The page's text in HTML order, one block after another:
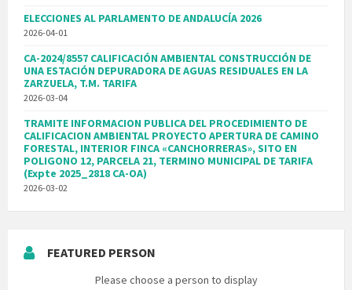
ELECCIONES AL PARLAMENTO DE ANDALUCÍA 2026
2026-04-01
CA-2024/8557 CALIFICACIÓN AMBIENTAL CONSTRUCCIÓN DE
UNA ESTACIÓN DEPURADORA DE AGUAS RESIDUALES EN LA
ZARZUELA, T.M. TARIFA
2026-03-04
TRAMITE INFORMACION PUBLICA DEL PROCEDIMIENTO DE
CALIFICACION AMBIENTAL PROYECTO APERTURA DE CAMINO
FORESTAL, INTERIOR FINCA «CANCHORRERAS», SITO EN
POLIGONO 12, PARCELA 21, TERMINO MUNICIPAL DE TARIFA
(Expte 2025_2818 CA-OA)
2026-03-02
FEATURED PERSON
Please choose a person to display